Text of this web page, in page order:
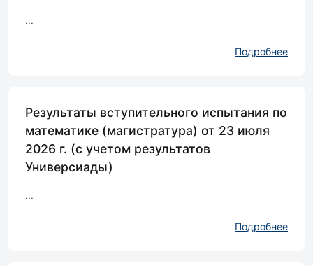
...
Подробнее
Результаты вступительного испытания по
математике (магистратура) от 23 июля
2026 г. (с учетом результатов
Универсиады)
...
Подробнее